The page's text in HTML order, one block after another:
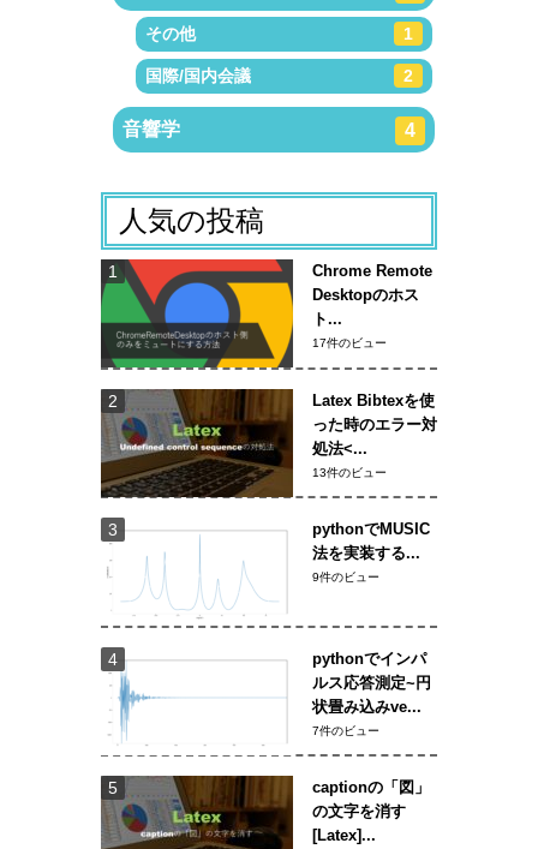
その他 1
国際/国内会議 2
音響学 4
人気の投稿
Chrome Remote
Desktopのホス
ト...
17件のビュー
Latex Bibtexを使
った時のエラー対
処法<...
13件のビュー
pythonでMUSIC
法を実装する...
9件のビュー
pythonでインパ
ルス応答測定~円
状畳み込みve...
7件のビュー
captionの「図」
の文字を消す
[Latex]...